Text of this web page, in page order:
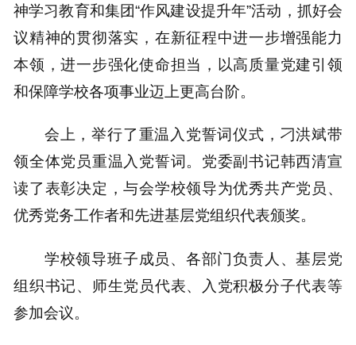
神学习教育和集团“作风建设提升年”活动，抓好会
议精神的贯彻落实，在新征程中进一步增强能力
本领，进一步强化使命担当，以高质量党建引领
和保障学校各项事业迈上更高台阶。
会上，举行了重温入党誓词仪式，刁洪斌带
领全体党员重温入党誓词。党委副书记韩西清宣
读了表彰决定，与会学校领导为优秀共产党员、
优秀党务工作者和先进基层党组织代表颁奖。
学校领导班子成员、各部门负责人、基层党
组织书记、师生党员代表、入党积极分子代表等
参加会议。